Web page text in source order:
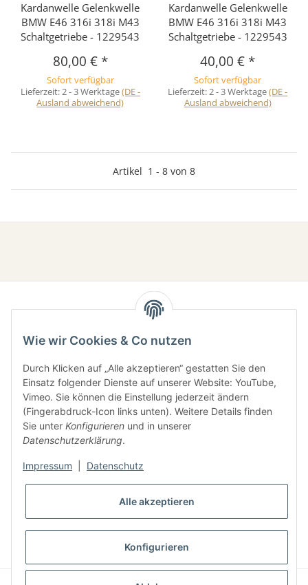
Kardanwelle Gelenkwelle
BMW E46 316i 318i M43
Schaltgetriebe - 1229543
80,00 € *
Sofort verfügbar
Lieferzeit:2 - 3 Werktage(DE -
Ausland abweichend)
Kardanwelle Gelenkwelle
BMW E46 316i 318i M43
Schaltgetriebe - 1229543
40,00 € *
Sofort verfügbar
Lieferzeit:2 - 3 Werktage(DE -
Ausland abweichend)
Artikel 1 - 8 von 8
Gesetzliche Informationen
Informationen
Wie wir Cookies & Co nutzen
Durch Klicken auf „Alle akzeptieren“ gestatten Sie den
Einsatz folgender Dienste auf unserer Website: YouTube,
Vimeo. Sie können die Einstellung jederzeit ändern
(Fingerabdruck-Icon links unten). Weitere Details finden
Sie unter Konfigurieren und in unserer
Datenschutzerklärung.
Impressum Datenschutz
Alle akzeptieren
Konfigurieren